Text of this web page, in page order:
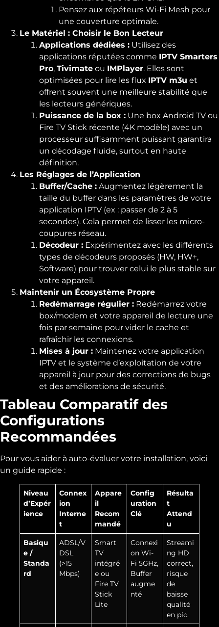
Pensez aux répéteurs Wi-Fi Mesh pour
une couverture optimale.
Le Matériel : Choisir le Bon Lecteur
Applications dédiées : Utilisez des
applications réputées comme IPTV Smarters
Pro, Tivimate ou IMPlayer. Elles sont
optimisées pour lire les flux IPTV m3u et
offrent souvent une meilleure stabilité que
les lecteurs génériques.
Puissance de la box : Une box Android TV ou
Fire TV Stick récente (4K modèle) avec un
processeur suffisamment puissant garantira
un décodage fluide, surtout en haute
définition.
Les Réglages de l’Application
Buffer/Cache : Augmentez légèrement la
taille du buffer dans les paramètres de votre
application IPTV (ex : passer de 2 à 5
secondes). Cela permet de lisser les micro-
coupures réseau.
Décodeur : Expérimentez avec les différents
types de décodeurs proposés (HW, HW+,
Software) pour trouver celui le plus stable sur
votre appareil.
Maintenir un Écosystème Propre
Redémarrage régulier : Redémarrez votre
box/modem et votre appareil de lecture une
fois par semaine pour vider le cache et
rafraîchir les connexions.
Mises à jour : Maintenez votre application
IPTV et le système d’exploitation de votre
appareil à jour pour des corrections de bugs
et des améliorations de sécurité.
Tableau Comparatif des
Configurations
Recommandées
Pour vous aider à auto-évaluer votre installation, voici
un guide rapide :
Niveau
d’Expér
ience
Connex
ion
Interne
t
Appare
il
Recom
mandé
Config
uration
Clé
Résulta
t
Attend
u
Basiqu
e /
Standa
rd
ADSL/V
DSL
(>15
Mbps)
Smart
TV
intégré
e ou
Fire TV
Stick
Lite
Connexi
on Wi-
Fi 5GHz,
Buffer
augme
nté
Streami
ng HD
correct,
risque
de
baisse
qualité
en pic.